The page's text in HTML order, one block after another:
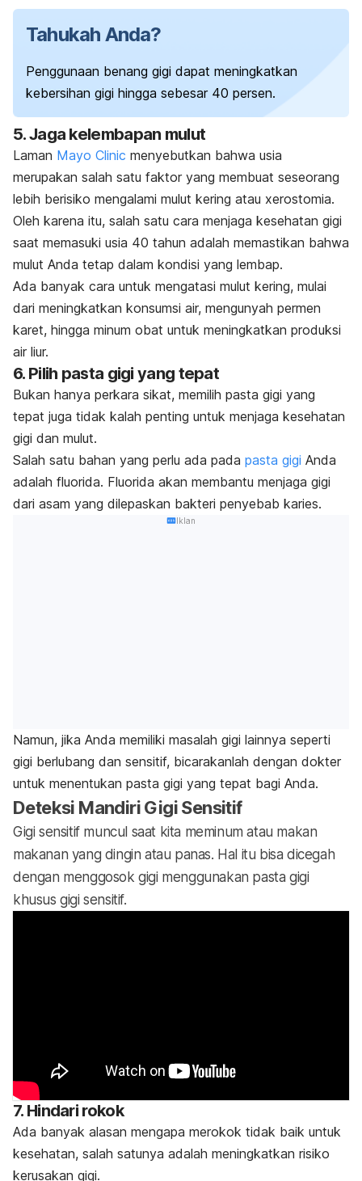
Tahukah Anda?
Penggunaan benang gigi dapat meningkatkan
kebersihan gigi hingga sebesar 40 persen.
5. Jaga kelembapan mulut
Laman Mayo Clinic menyebutkan bahwa usia
merupakan salah satu faktor yang membuat seseorang
lebih berisiko mengalami mulut kering atau xerostomia.
Oleh karena itu, salah satu cara menjaga kesehatan gigi
saat memasuki usia 40 tahun adalah memastikan bahwa
mulut Anda tetap dalam kondisi yang lembap.
Ada banyak cara untuk mengatasi mulut kering, mulai
dari meningkatkan konsumsi air, mengunyah permen
karet, hingga minum obat untuk meningkatkan produksi
air liur.
6. Pilih pasta gigi yang tepat
Bukan hanya perkara sikat, memilih pasta gigi yang
tepat juga tidak kalah penting untuk menjaga kesehatan
gigi dan mulut.
Salah satu bahan yang perlu ada pada pasta gigi Anda
adalah fluorida. Fluorida akan membantu menjaga gigi
dari asam yang dilepaskan bakteri penyebab karies.
Iklan
Namun, jika Anda memiliki masalah gigi lainnya seperti
gigi berlubang dan sensitif, bicarakanlah dengan dokter
untuk menentukan pasta gigi yang tepat bagi Anda.
Deteksi Mandiri Gigi Sensitif
Gigi sensitif muncul saat kita meminum atau makan
makanan yang dingin atau panas. Hal itu bisa dicegah
dengan menggosok gigi menggunakan pasta gigi
khusus gigi sensitif.
7. Hindari rokok
Ada banyak alasan mengapa merokok tidak baik untuk
kesehatan, salah satunya adalah meningkatkan risiko
kerusakan gigi.